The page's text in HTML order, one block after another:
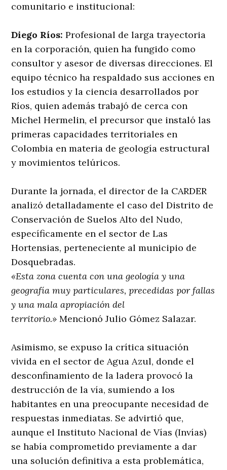
comunitario e institucional:
Diego Ríos: Profesional de larga trayectoria
en la corporación, quien ha fungido como
consultor y asesor de diversas direcciones. El
equipo técnico ha respaldado sus acciones en
los estudios y la ciencia desarrollados por
Ríos, quien además trabajó de cerca con
Michel Hermelin, el precursor que instaló las
primeras capacidades territoriales en
Colombia en materia de geología estructural
y movimientos telúricos.
Durante la jornada, el director de la CARDER
analizó detalladamente el caso del Distrito de
Conservación de Suelos Alto del Nudo,
específicamente en el sector de Las
Hortensias, perteneciente al municipio de
Dosquebradas.
«Esta zona cuenta con una geología y una
geografía muy particulares, precedidas por fallas
y una mala apropiación del
territorio.»Mencionó Julio Gómez Salazar.
Asimismo, se expuso la crítica situación
vivida en el sector de Agua Azul, donde el
desconfinamiento de la ladera provocó la
destrucción de la vía, sumiendo a los
habitantes en una preocupante necesidad de
respuestas inmediatas. Se advirtió que,
aunque el Instituto Nacional de Vías (Invías)
se había comprometido previamente a dar
una solución definitiva a esta problemática,